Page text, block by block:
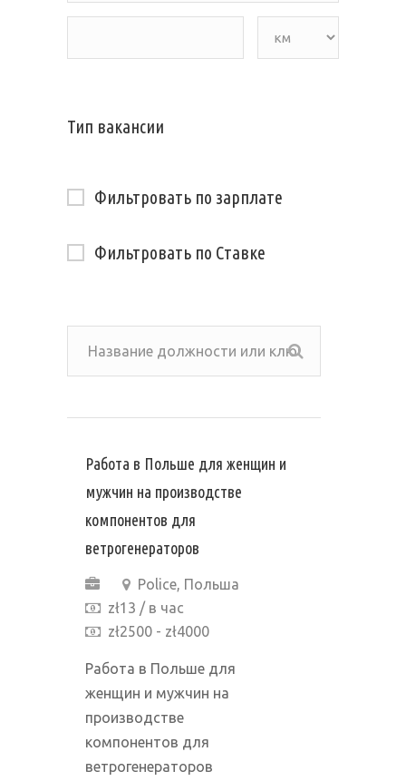
Тип вакансии
Фильтровать по зарплате
Фильтровать по Ставке
Работа в Польше для женщин и
мужчин на производстве
компонентов для
ветрогенераторов
Police, Польша
zł13 / в час
zł2500 - zł4000
Работа в Польше для
женщин и мужчин на
производстве
компонентов для
ветрогенераторов